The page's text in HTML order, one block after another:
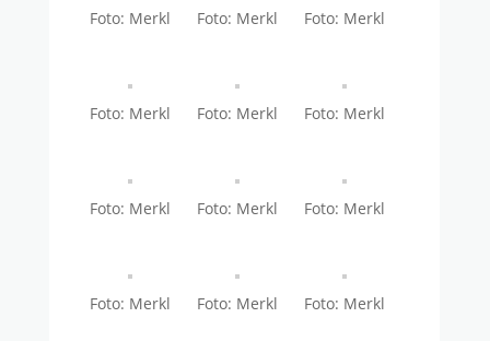
Foto: Merkl Foto: Merkl Foto: Merkl
Foto: Merkl Foto: Merkl Foto: Merkl
Foto: Merkl Foto: Merkl Foto: Merkl
Foto: Merkl Foto: Merkl Foto: Merkl